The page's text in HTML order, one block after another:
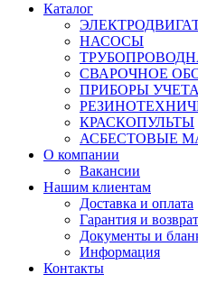
Каталог
НАСОСЫ
СВАРОЧНОЕ
ПРИБОРЫ
КРАСКОПУЛЬТЫ
АСБЕСТОВЫЕ
О компании
Вакансии
Нашим клиентам
Доставка и оплата
Гарантия и возврат
Документы и
Информация
Контакты